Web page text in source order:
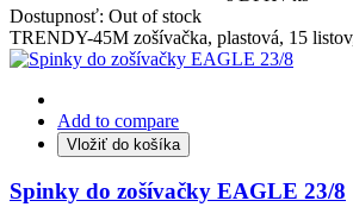
Dostupnosť: Out of stock
TRENDY-45M zošívačka, plastová, 15
Add to compare
Vložiť do košíka
Spinky do zošívačky EAGLE 23/8